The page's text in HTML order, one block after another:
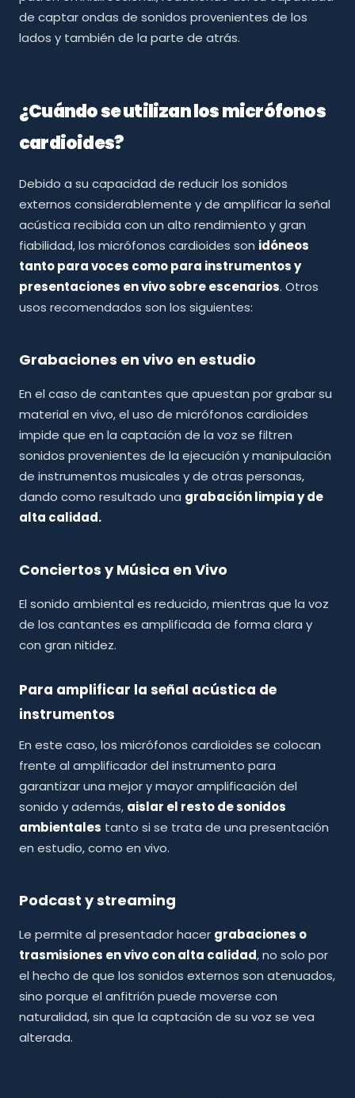
de captar ondas de sonidos provenientes de los
lados y también de la parte de atrás.
¿Cuándo se utilizan los micrófonos
cardioides?
Debido a su capacidad de reducir los sonidos
externos considerablemente y de amplificar la señal
acústica recibida con un alto rendimiento y gran
fiabilidad, los micrófonos cardioides son idóneos
tanto para voces como para instrumentos y
presentaciones en vivo sobre escenarios. Otros
usos recomendados son los siguientes:
Grabaciones en vivo en estudio
En el caso de cantantes que apuestan por grabar su
material en vivo, el uso de micrófonos cardioides
impide que en la captación de la voz se filtren
sonidos provenientes de la ejecución y manipulación
de instrumentos musicales y de otras personas,
dando como resultado una grabación limpia y de
alta calidad.
Conciertos y Música en Vivo
El sonido ambiental es reducido, mientras que la voz
de los cantantes es amplificada de forma clara y
con gran nitidez.
Para amplificar la señal acústica de
instrumentos
En este caso, los micrófonos cardioides se colocan
frente al amplificador del instrumento para
garantizar una mejor y mayor amplificación del
sonido y además, aislar el resto de sonidos
ambientales tanto si se trata de una presentación
en estudio, como en vivo.
Podcast y streaming
Le permite al presentador hacer grabaciones o
trasmisiones en vivo con alta calidad, no solo por
el hecho de que los sonidos externos son atenuados,
sino porque el anfitrión puede moverse con
naturalidad, sin que la captación de su voz se vea
alterada.